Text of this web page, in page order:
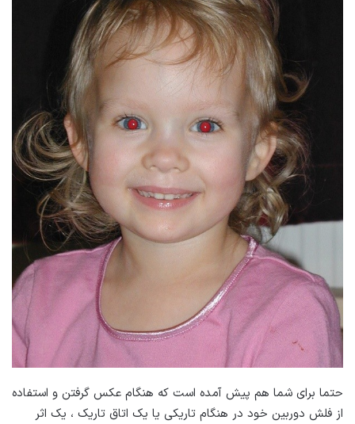
حتما برای شما هم پیش آمده است که هنگام عکس گرفتن و استفاده
از فلش دوربین خود در هنگام تاریکی یا یک اتاق تاریک ، یک اثر